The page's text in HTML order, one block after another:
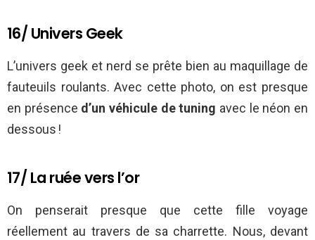
16/ Univers Geek
L’univers geek et nerd se prête bien au maquillage de
fauteuils roulants. Avec cette photo, on est presque
en présence d’un véhicule de tuning avec le néon en
dessous !
17/ La ruée vers l’or
On penserait presque que cette fille voyage
réellement au travers de sa charrette. Nous, devant